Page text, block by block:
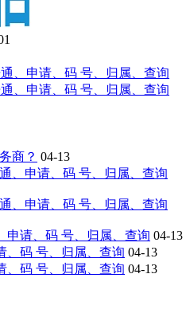
通、申请、码 号、归属、查询
通、申请、码 号、归属、查询
商？ 04-13
、申请、码 号、归属、查询
、申请、码 号、归属、查询
申请、码 号、归属、查询 04-13
、码 号、归属、查询 04-13
、码 号、归属、查询 04-13